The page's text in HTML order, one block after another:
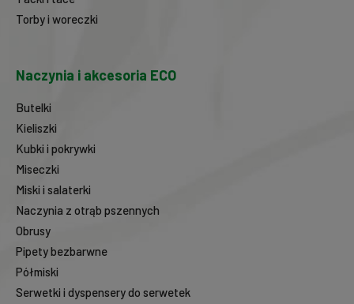
Torby i woreczki
Naczynia i akcesoria ECO
Butelki
Kieliszki
Kubki i pokrywki
Miseczki
Miski i salaterki
Naczynia z otrąb pszennych
Obrusy
Pipety bezbarwne
Półmiski
Serwetki i dyspensery do serwetek